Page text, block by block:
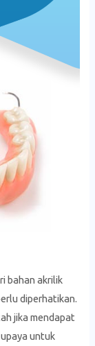
bahan akrilik
diperhatikan.
jika mendapat
untuk